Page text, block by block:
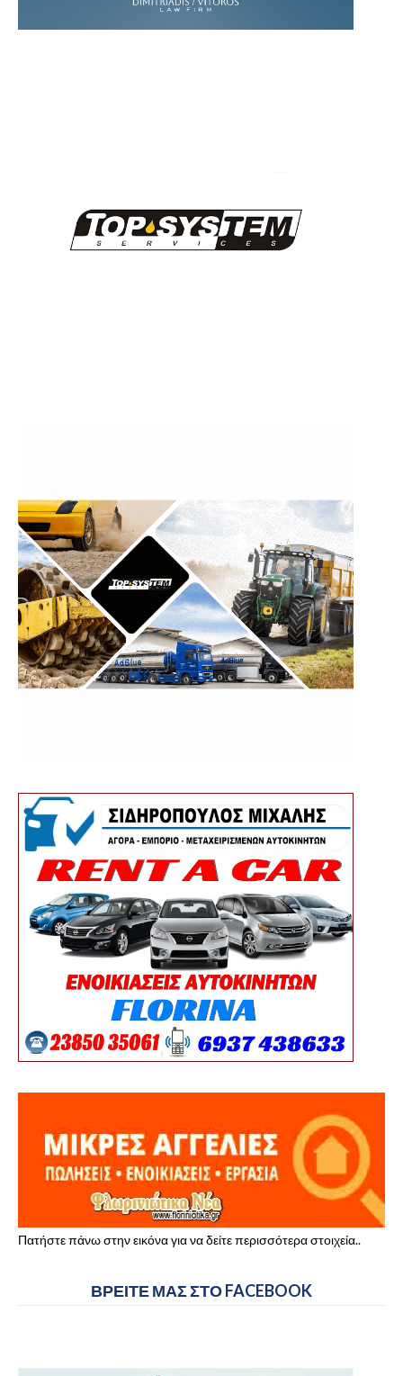
Πατήστε πάνω στην εικόνα για να δείτε περισσότερα στοιχεία..
ΒΡΕΙΤΕ ΜΑΣ ΣΤΟ FACEBOOK